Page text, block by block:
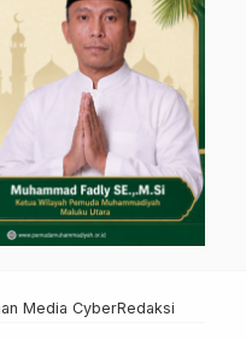
Media CyberRedaksi